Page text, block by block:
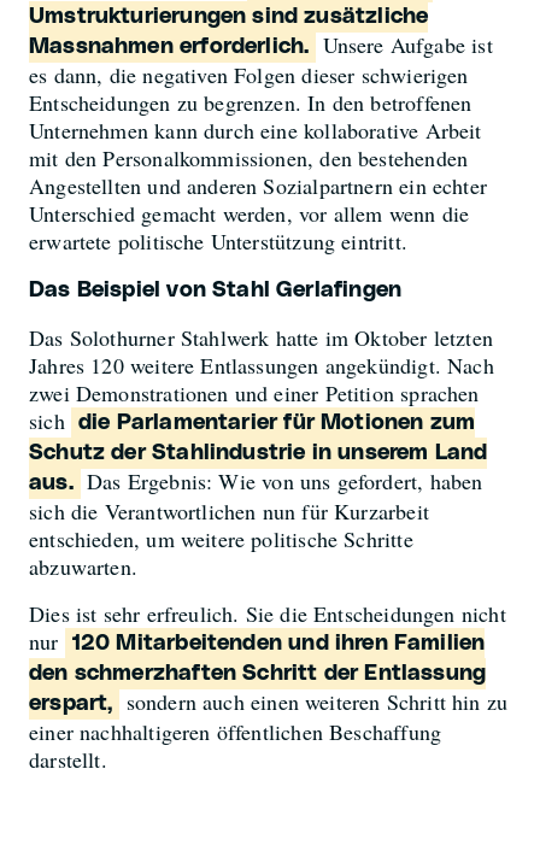
Umstrukturierungen sind zusätzliche
Massnahmen erforderlich.
Unsere Aufgabe ist
es dann, die negativen Folgen dieser schwierigen
Entscheidungen zu begrenzen. In den betroffenen
Unternehmen kann durch eine kollaborative Arbeit
mit den Personalkommissionen, den bestehenden
Angestellten und anderen Sozialpartnern ein echter
Unterschied gemacht werden, vor allem wenn die
erwartete politische Unterstützung eintritt.
Das Beispiel von Stahl Gerlafingen
Das Solothurner Stahlwerk hatte im Oktober letzten
Jahres 120 weitere Entlassungen angekündigt. Nach
zwei Demonstrationen und einer Petition sprachen
sich
die Parlamentarier für Motionen zum
Schutz der Stahlindustrie in unserem Land
aus.
Das Ergebnis: Wie von uns gefordert, haben
sich die Verantwortlichen nun für Kurzarbeit
entschieden, um weitere politische Schritte
abzuwarten.
Dies ist sehr erfreulich. Sie die Entscheidungen nicht
nur
120 Mitarbeitenden und ihren Familien
den schmerzhaften Schritt der Entlassung
erspart,
sondern auch einen weiteren Schritt hin zu
einer nachhaltigeren öffentlichen Beschaffung
darstellt.